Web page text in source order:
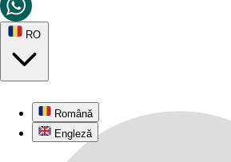
RO
Română
Engleză